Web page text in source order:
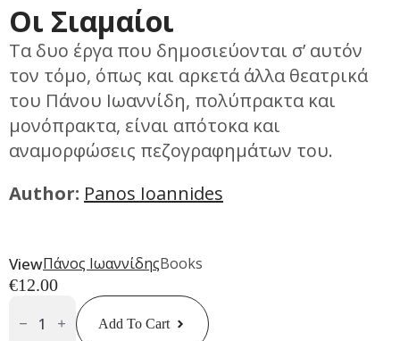
Οι Σιαμαίοι
Tα δυο έργα που δημοσιεύονται σ’ αυτόν
τον τόμο, όπως και αρκετά άλλα θεατρικά
του Πάνου Ιωαννίδη, πολύπρακτα και
μονόπρακτα, είναι απότοκα και
αναμορφώσεις πεζογραφημάτων του.
Author: Panos Ioannides
ViewΠάνος ΙωαννίδηςBooks
€12.00
Σιαμαίοι
Quantity Add To Cart